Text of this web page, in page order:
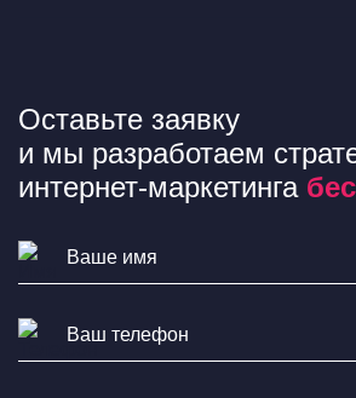
Оставьте заявку
и мы разработаем
интернет-маркетинга